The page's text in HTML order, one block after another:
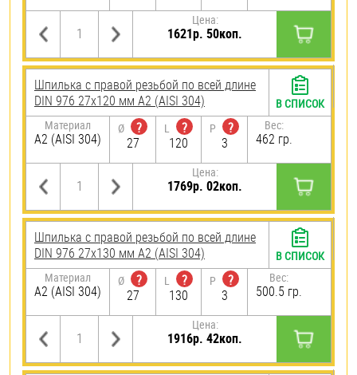
Цена:
1621р. 50коп.
Шпилька с правой резьбой по всей длине
DIN 976 27х120 мм А2 (AISI 304)
Материал
А2 (AISI 304)
Ø
?
27
L
?
120
P
?
3
Вес:
462 гр.
Цена:
1769р. 02коп.
В СПИСОК
Шпилька с правой резьбой по всей длине
DIN 976 27х130 мм А2 (AISI 304)
Материал
А2 (AISI 304)
Ø
?
27
L
?
130
P
?
3
Вес:
500.5 гр.
Цена:
1916р. 42коп.
В СПИСОК